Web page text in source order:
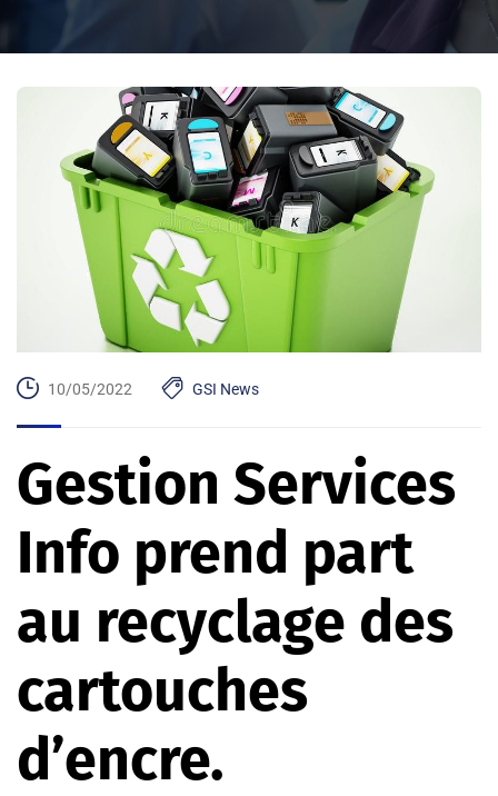
10/05/2022 GSI News
Gestion Services
Info prend part
au recyclage des
cartouches
d’encre.